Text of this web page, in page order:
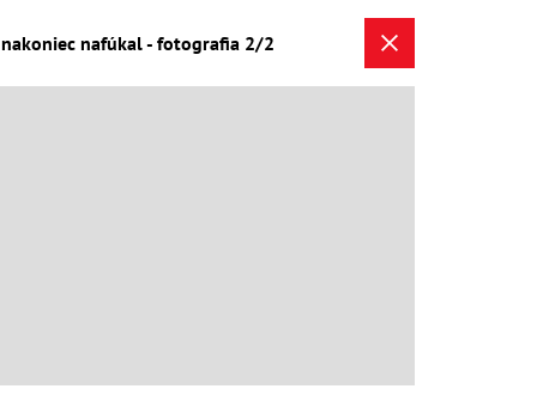
nafúkal - fotografia 2/2